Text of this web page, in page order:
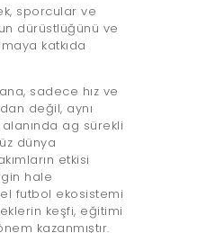
sporcular ve
dürüstlüğünü ve
katkıda
sadece hız ve
değil, aynı
ag sürekli
dünya
etkisi
hale
futbol ekosistemi
keşfi, eğitimi
kazanmıştır.